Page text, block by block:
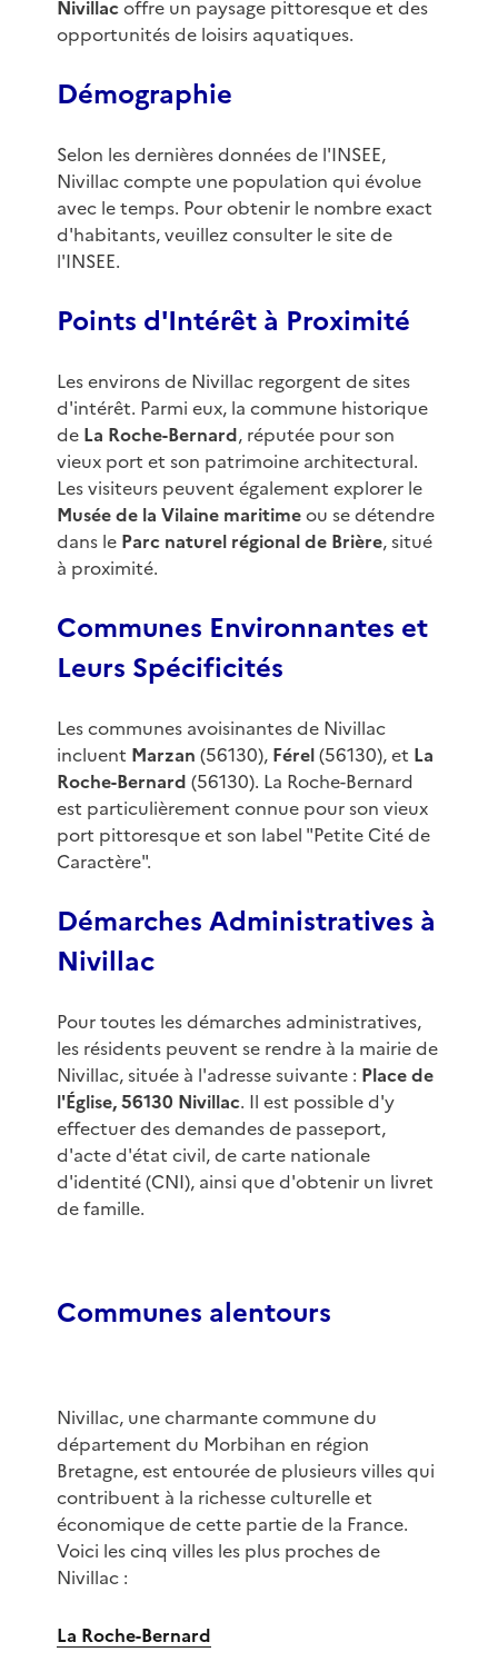
Nivillacoffre un paysage pittoresque et des
opportunités de loisirs aquatiques.
Démographie
Selon les dernières données de l'INSEE,
Nivillac compte une population qui évolue
avec le temps. Pour obtenir le nombre exact
d'habitants, veuillez consulter le site de
l'INSEE.
Points d'Intérêt à Proximité
Les environs de Nivillac regorgent de sites
d'intérêt. Parmi eux, la commune historique
de La Roche-Bernard, réputée pour son
vieux port et son patrimoine architectural.
Les visiteurs peuvent également explorer le
Musée de la Vilaine maritimeou se détendre
dans le Parc naturel régional de Brière, situé
à proximité.
Communes Environnantes et
Leurs Spécificités
Les communes avoisinantes de Nivillac
incluent Marzan (56130), Férel(56130), et La
Roche-Bernard (56130). La Roche-Bernard
est particulièrement connue pour son vieux
port pittoresque et son label "Petite Cité de
Caractère".
Démarches Administratives à
Nivillac
Pour toutes les démarches administratives,
les résidents peuvent se rendre à la mairie de
Nivillac, située à l'adresse suivante : Place de
l'Église, 56130 Nivillac. Il est possible d'y
effectuer des demandes de passeport,
d'acte d'état civil, de carte nationale
d'identité (CNI), ainsi que d'obtenir un livret
de famille.
Communes alentours
Nivillac, une charmante commune du
département du Morbihan en région
Bretagne, est entourée de plusieurs villes qui
contribuent à la richesse culturelle et
économique de cette partie de la France.
Voici les cinq villes les plus proches de
Nivillac :
La Roche-Bernard